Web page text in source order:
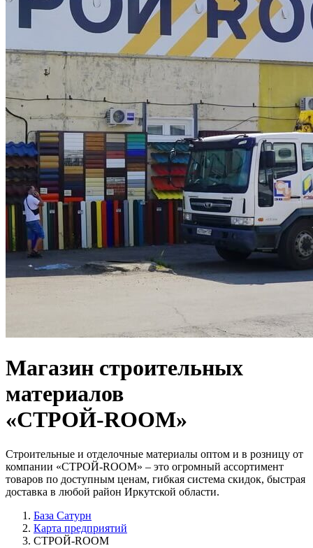
Магазин строительных
материалов
«СТРОЙ-ROOM»
Строительные и отделочные материалы оптом и в розницу от
компании «СТРОЙ-ROOM» – это огромный ассортимент
товаров по доступным ценам, гибкая система скидок, быстрая
доставка в любой район Иркутской области.
База Сатурн
Карта предприятий
СТРОЙ-ROOM